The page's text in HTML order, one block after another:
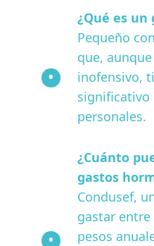
¿Qué es un
Pequeño
que,
inofensivo,
significativo
personales.
¿Cuánto
gastos
Condusef,
gastar
pesos